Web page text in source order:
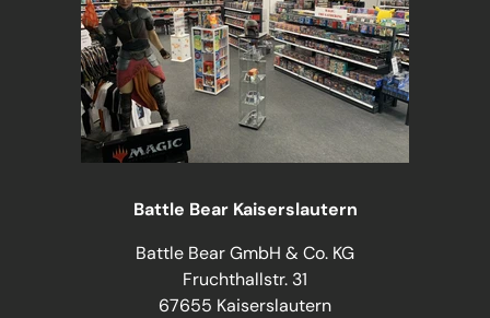
Battle Bear Kaiserslautern
Battle Bear GmbH & Co. KG
Fruchthallstr. 31
67655 Kaiserslautern